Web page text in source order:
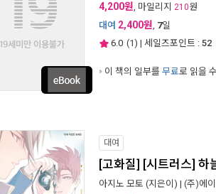
4,200원, 마일리지 210원
대여 2,400원, 7일
6.0 (1) | 세일즈포인트 : 52
이 책의 일부를 무료로 읽을
대여
[고화질] [시트러스] 하
아지노 모토 (지은이) | (주)에